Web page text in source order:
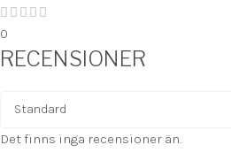
0
RECENSIONER
Det finns inga recensioner än.